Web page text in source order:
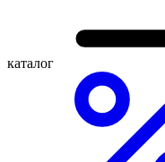
каталог